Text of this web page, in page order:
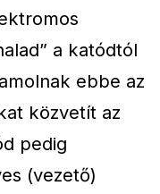
a katódtól
ebbe az
közvetít az
pedig
(vezető)